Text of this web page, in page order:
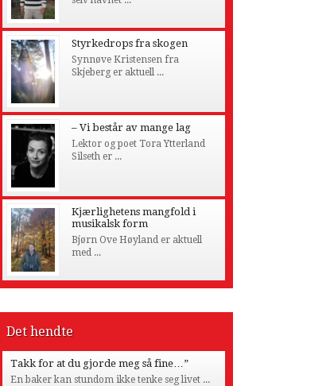
Styrkedrops fra skogen
Synnøve Kristensen fra
Skjeberg er aktuell ...
– Vi består av mange lag
Lektor og poet Tora Ytterland
Silseth er ...
Kjærlighetens mangfold i
musikalsk form
Bjørn Ove Høyland er aktuell
med ...
Det hendte
Takk for at du gjorde meg så fine…”
En baker kan stundom ikke tenke seg livet ...